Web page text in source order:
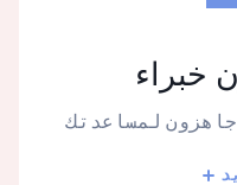
خبراء
لمساعدتك